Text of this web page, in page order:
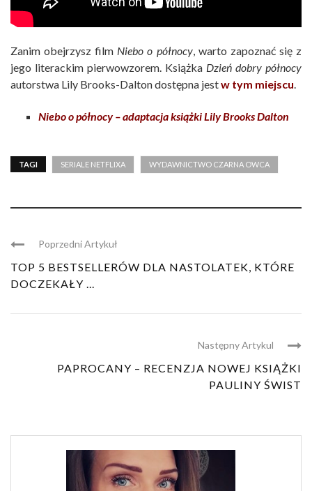
Zanim obejrzysz film Niebo o północy, warto zapoznać się z
jego literackim pierwowzorem. Książka Dzień dobry północy
autorstwa Lily Brooks-Dalton dostępna jestw tym miejscu.
Niebo o północy – adaptacja książki Lily Brooks Dalton
TAGI SERIALE NETFLIXA WYDAWNICTWO CZARNA OWCA
Poprzedni Artykuł
TOP 5 BESTSELLERÓW DLA NASTOLATEK, KTÓRE
DOCZEKAŁY ...
Następny Artykul
PAPROCANY – RECENZJA NOWEJ KSIĄŻKI
PAULINY ŚWIST